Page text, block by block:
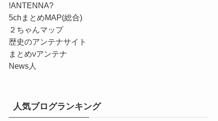
!ANTENNA?
5chまとめMAP(総合)
２ちゃんマップ
歴史のアンテナサイト
まとめνアンテナ
News人
人気ブログランキング